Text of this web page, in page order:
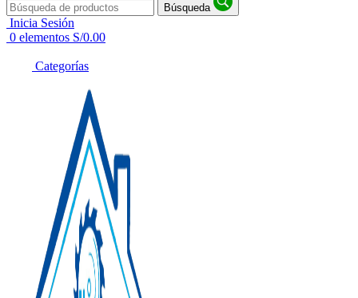
Búsqueda
Inicia Sesión
0 elementos S/0.00
Categorías